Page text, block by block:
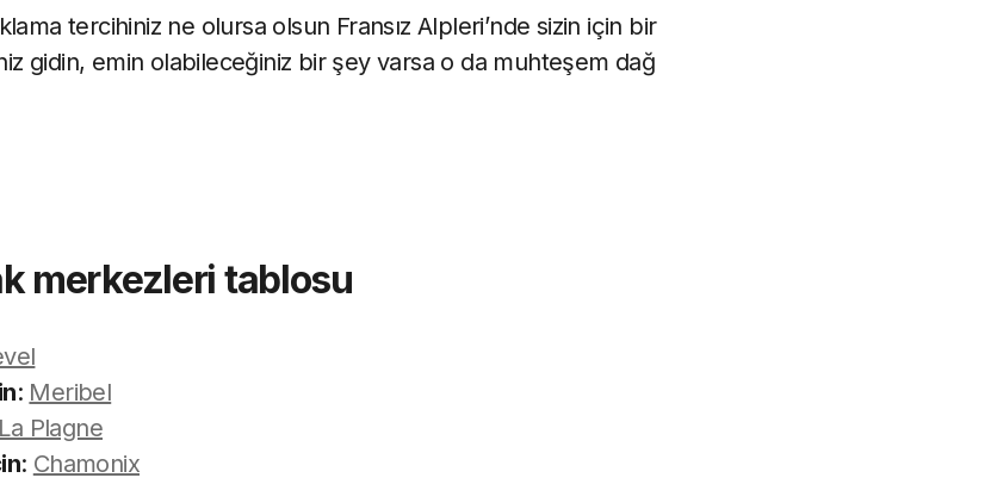
tercihiniz ne olursa olsun Fransız Alpleri’nde sizin için bir
gidin, emin olabileceğiniz bir şey varsa o da muhteşem dağ
merkezleri tablosu
: Meribel
La Plagne
: Chamonix